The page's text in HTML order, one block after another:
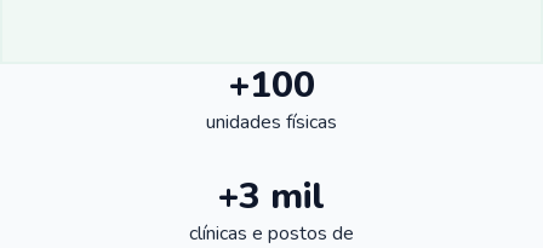
+100
unidades físicas
+3 mil
clínicas e postos de